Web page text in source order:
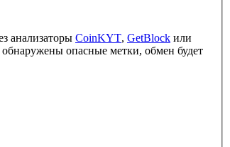
анализаторы CoinKYT, GetBlock или
обнаружены опасные метки, обмен будет